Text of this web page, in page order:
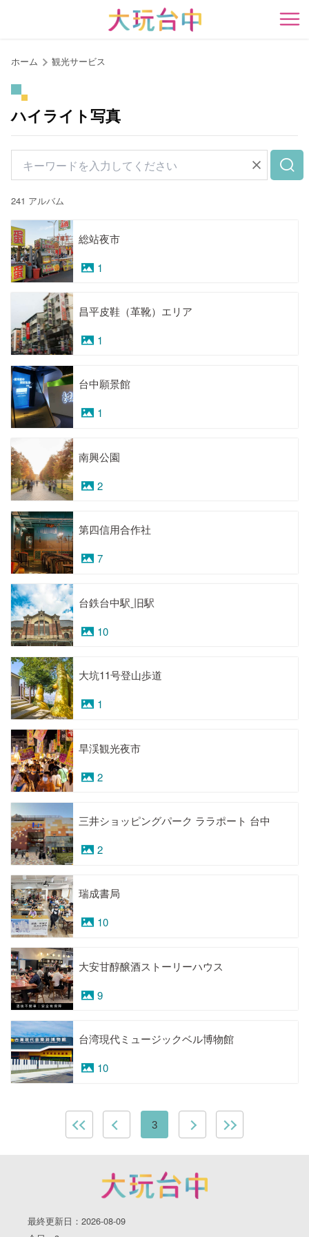
開
ホーム 観光サービス
ハイライト写真
241 アルバム
総站夜市
1
昌平皮鞋（革靴）エリア
1
台中願景館
1
南興公園
2
第四信用合作社
7
台鉄台中駅ˍ旧駅
10
大坑11号登山歩道
1
旱渓観光夜市
2
三井ショッピングパーク ララポート 台中
2
瑞成書局
10
大安甘醇醸酒ストーリーハウス
9
台湾現代ミュージックベル博物館
10
3
最終更新日：2026-08-09